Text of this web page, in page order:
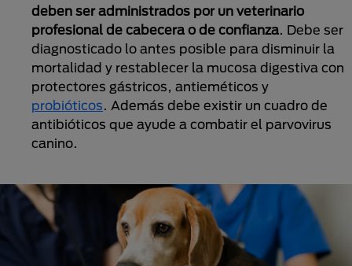
deben ser administrados por un veterinario
profesional de cabecera o de confianza. Debe ser
diagnosticado lo antes posible para disminuir la
mortalidad y restablecer la mucosa digestiva con
protectores gástricos, antieméticos y
probióticos. Además debe existir un cuadro de
antibióticos que ayude a combatir el parvovirus
canino.